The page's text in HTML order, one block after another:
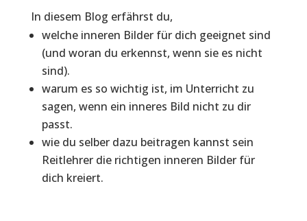
In diesem Blog erfährst du,
welche inneren Bilder für dich geeignet sind
(und woran du erkennst, wenn sie es nicht
sind).
warum es so wichtig ist, im Unterricht zu
sagen, wenn ein inneres Bild nicht zu dir
passt.
wie du selber dazu beitragen kannst sein
Reitlehrer die richtigen inneren Bilder für
dich kreiert.